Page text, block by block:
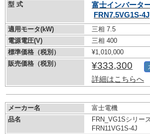
型 式
富士インバータ
FRN7.5VG1S-4J
適用モータ(kW)
三相 7.5
電源電圧(V)
三相 400
標準価格（税別）
¥1,010,000
販売価格（税別）
¥333,300
詳細はこちらへ
メーカー名
富士電機
品名
FRN_VG1Sシリー
FRN11VG1S-4J